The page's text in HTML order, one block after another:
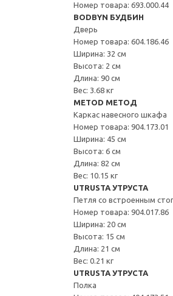
Номер товара: 693.000.44
BODBYN БУДБИН
Дверь
Номер товара: 604.186.46
Ширина: 32 см
Высота: 2 см
Длина: 90 см
Вес: 3.68 кг
METOD МЕТОД
Каркас навесного шкафа
Номер товара: 904.173.01
Ширина: 45 см
Высота: 6 см
Длина: 82 см
Вес: 10.15 кг
UTRUSTA УТРУСТА
Петля со встроенным
Номер товара: 904.017.86
Ширина: 20 см
Высота: 15 см
Длина: 21 см
Вес: 0.21 кг
UTRUSTA УТРУСТА
Полка